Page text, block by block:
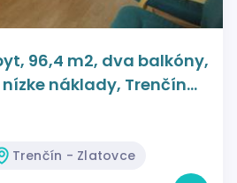
96,4 m2, dva balkóny,
náklady, Trenčín
Trenčín - Zlatovce